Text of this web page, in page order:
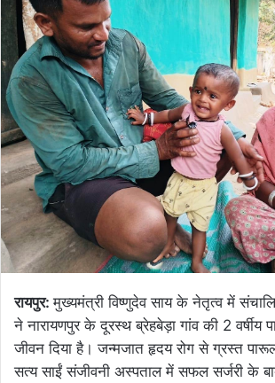
​रायपुर:मुख्यमंत्री विष्णुदेव साय के नेतृत्व में
ने नारायणपुर के दूरस्थ ब्रेहबेड़ा गांव की 2 वर्षीय
जीवन दिया है। जन्मजात हृदय रोग से ग्रस्त
सत्य साईं संजीवनी अस्पताल में सफल सर्जरी के